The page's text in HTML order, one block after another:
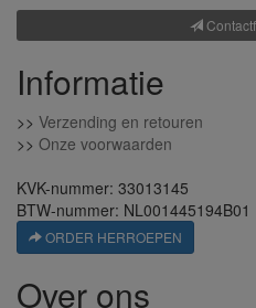
Informatie
>> Verzending en retouren
>> Onze voorwaarden
KVK-nummer: 33013145
BTW-nummer: NL001445194B01
ORDER HERROEPEN
Over ons